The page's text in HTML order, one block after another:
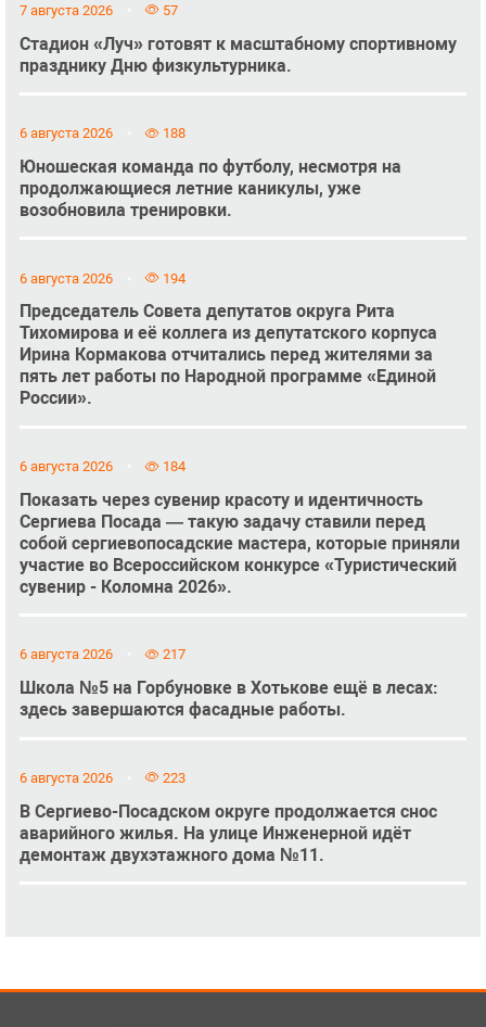
7 августа 2026 57
Стадион «Луч» готовят к масштабному спортивному
празднику Дню физкультурника.
6 августа 2026 188
Юношеская команда по футболу, несмотря на
продолжающиеся летние каникулы, уже
возобновила тренировки.
6 августа 2026 194
Председатель Совета депутатов округа Рита
Тихомирова и её коллега из депутатского корпуса
Ирина Кормакова отчитались перед жителями за
пять лет работы по Народной программе «Единой
России».
6 августа 2026 184
Показать через сувенир красоту и идентичность
Сергиева Посада — такую задачу ставили перед
собой сергиевопосадские мастера, которые приняли
участие во Всероссийском конкурсе «Туристический
сувенир - Коломна 2026».
6 августа 2026 217
Школа №5 на Горбуновке в Хотькове ещё в лесах:
здесь завершаются фасадные работы.
6 августа 2026 223
В Сергиево-Посадском округе продолжается снос
аварийного жилья. На улице Инженерной идёт
демонтаж двухэтажного дома №11.